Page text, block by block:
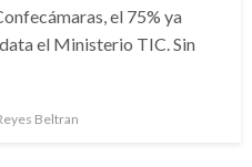
el 75% ya
el Ministerio TIC. Sin
Beltran